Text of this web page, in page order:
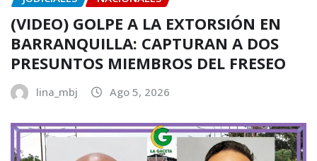
(VIDEO) GOLPE A LA EXTORSIÓN EN
BARRANQUILLA: CAPTURAN A DOS
PRESUNTOS MIEMBROS DEL FRESEO
lina_mbj Ago 5, 2026